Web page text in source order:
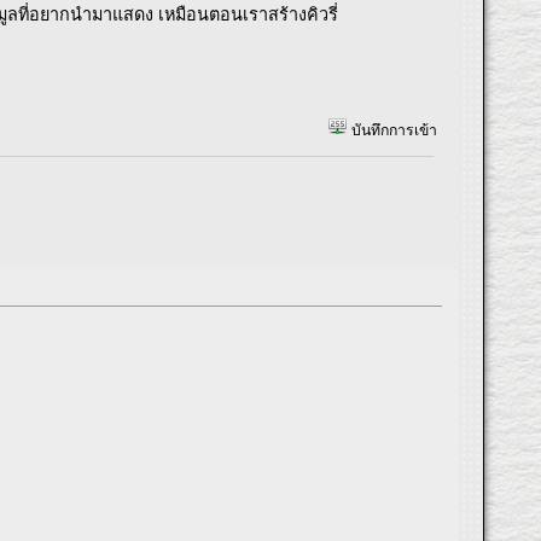
ที่อยากนำมาแสดง เหมือนตอนเราสร้างคิวรี่
บันทึกการเข้า